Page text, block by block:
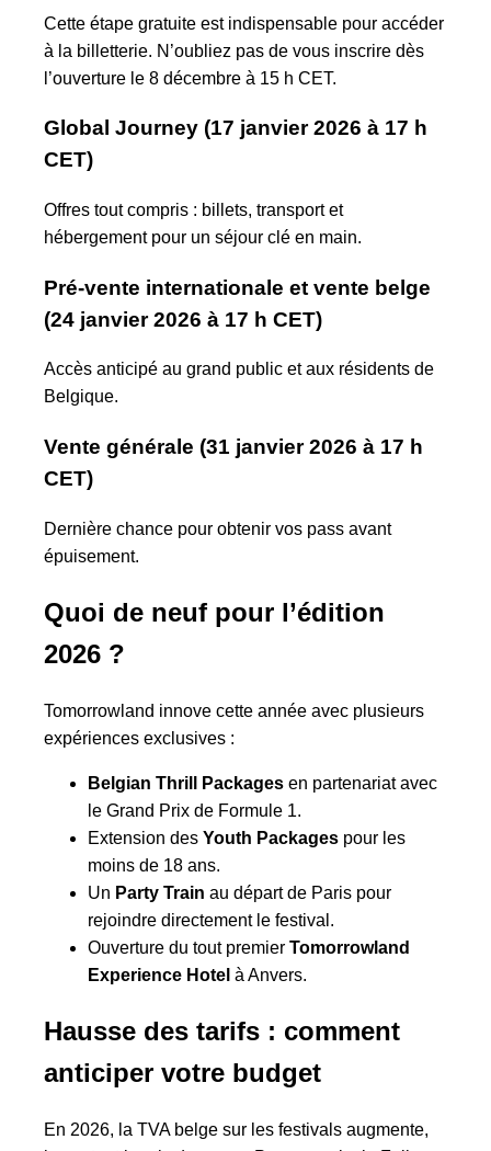
Cette étape gratuite est indispensable pour accéder
à la billetterie. N’oubliez pas de vous inscrire dès
l’ouverture le 8 décembre à 15 h CET.
Global Journey (17 janvier 2026 à 17 h
CET)
Offres tout compris : billets, transport et
hébergement pour un séjour clé en main.
Pré-vente internationale et vente belge
(24 janvier 2026 à 17 h CET)
Accès anticipé au grand public et aux résidents de
Belgique.
Vente générale (31 janvier 2026 à 17 h
CET)
Dernière chance pour obtenir vos pass avant
épuisement.
Quoi de neuf pour l’édition
2026 ?
Tomorrowland innove cette année avec plusieurs
expériences exclusives :
Belgian Thrill Packages en partenariat avec
le Grand Prix de Formule 1.
Extension des Youth Packages pour les
moins de 18 ans.
Un Party Train au départ de Paris pour
rejoindre directement le festival.
Ouverture du tout premier Tomorrowland
Experience Hotel à Anvers.
Hausse des tarifs : comment
anticiper votre budget
En 2026, la TVA belge sur les festivals augmente,